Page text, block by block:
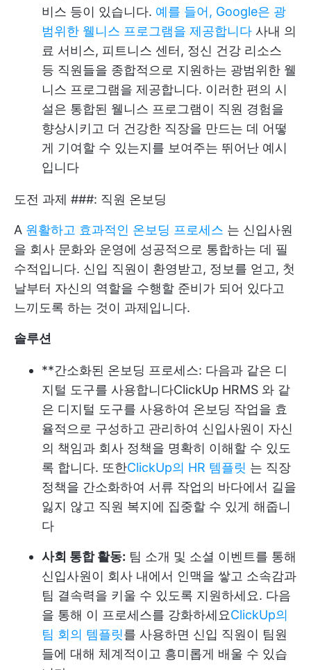
비스 등이 있습니다. 예를 들어, Google은 광
범위한 웰니스 프로그램을 제공합니다 사내 의
료 서비스, 피트니스 센터, 정신 건강 리소스
등 직원들을 종합적으로 지원하는 광범위한 웰
니스 프로그램을 제공합니다. 이러한 편의 시
설은 통합된 웰니스 프로그램이 직원 경험을
향상시키고 더 건강한 직장을 만드는 데 어떻
게 기여할 수 있는지를 보여주는 뛰어난 예시
입니다
도전 과제 ###: 직원 온보딩
A 원활하고 효과적인 온보딩 프로세스 는 신입사원
을 회사 문화와 운영에 성공적으로 통합하는 데 필
수적입니다. 신입 직원이 환영받고, 정보를 얻고, 첫
날부터 자신의 역할을 수행할 준비가 되어 있다고
느끼도록 하는 것이 과제입니다.
솔루션
**간소화된 온보딩 프로세스: 다음과 같은 디
지털 도구를 사용합니다ClickUp HRMS 와 같
은 디지털 도구를 사용하여 온보딩 작업을 효
율적으로 구성하고 관리하여 신입사원이 자신
의 책임과 회사 정책을 명확히 이해할 수 있도
록 합니다. 또한ClickUp의 HR 템플릿 는 직장
정책을 간소화하여 서류 작업의 바다에서 길을
잃지 않고 직원 복지에 집중할 수 있게 해줍니
다
사회 통합 활동: 팀 소개 및 소셜 이벤트를 통해
신입사원이 회사 내에서 인맥을 쌓고 소속감과
팀 결속력을 키울 수 있도록 지원하세요. 다음
을 통해 이 프로세스를 강화하세요ClickUp의
팀 회의 템플릿를 사용하면 신입 직원이 팀원
들에 대해 체계적이고 흥미롭게 배울 수 있습